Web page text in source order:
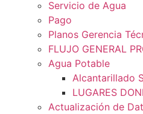
Servicio de Agua
Pago
Planos Gerencia
FLUJO GENERAL
Agua Potable
Alcantarillado
LUGARES
Actualización de